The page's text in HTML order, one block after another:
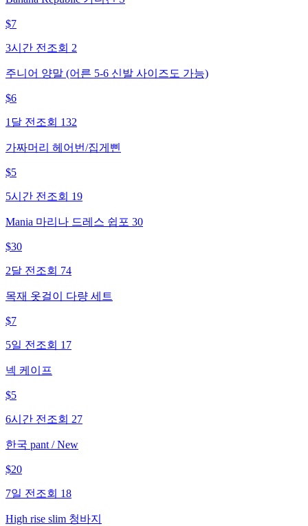
$7
3시간 전 조회 2
주니어 양말 (어른 5-6 신발 사이즈도 가능)
$6
1달 전 조회 132
가짜머리 헤어번/집게삔
$5
5시간 전 조회 19
Mania 마리나 드레스 쉽포 30
$30
2달 전 조회 74
목재 옷걸이 다량 세트
$7
5일 전 조회 17
넥 케이프
$5
6시간 전 조회 27
한국 pant / New
$20
7일 전 조회 18
High rise slim 청바지